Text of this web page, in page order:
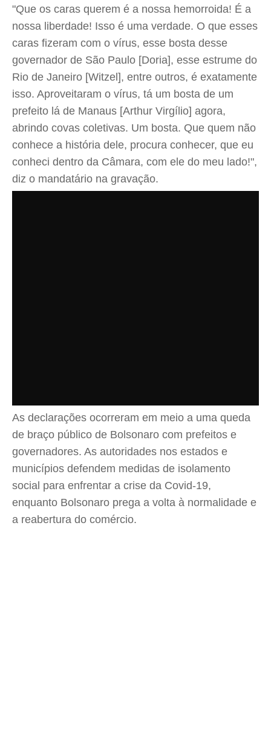
"Que os caras querem é a nossa hemorroida! É a
nossa liberdade! Isso é uma verdade. O que esses
caras fizeram com o vírus, esse bosta desse
governador de São Paulo [Doria], esse estrume do
Rio de Janeiro [Witzel], entre outros, é exatamente
isso. Aproveitaram o vírus, tá um bosta de um
prefeito lá de Manaus [Arthur Virgílio] agora,
abrindo covas coletivas. Um bosta. Que quem não
conhece a história dele, procura conhecer, que eu
conheci dentro da Câmara, com ele do meu lado!",
diz o mandatário na gravação.
As declarações ocorreram em meio a uma queda
de braço público de Bolsonaro com prefeitos e
governadores. As autoridades nos estados e
municípios defendem medidas de isolamento
social para enfrentar a crise da Covid-19,
enquanto Bolsonaro prega a volta à normalidade e
a reabertura do comércio.